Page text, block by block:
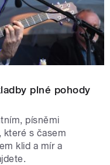
plné pohody
písněmi
které s časem
klid a mír a